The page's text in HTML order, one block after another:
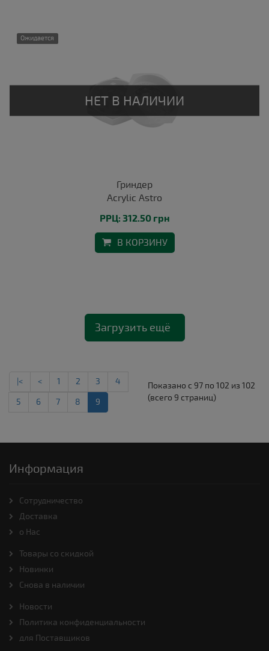
Ожидается
Гриндер
Acrylic Astro
РРЦ: 312.50 грн
В КОРЗИНУ
Загрузить ещё
|< < 1 2 3
4
5
6 7 8 9
Показано с 97 по 102 из 102
(всего 9 страниц)
Информация
Cотрудничество
Доставка
о Нас
Товары со скидкой
Новинки
Снова в наличии
Новости
Политика конфиденциальности
для Поставщиков